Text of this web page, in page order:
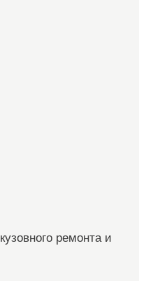
ремонта и